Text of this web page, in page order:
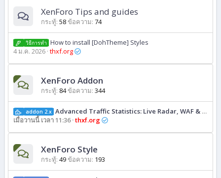
XenForo Tips and guides
กระทู้ 58ข้อความ 74
วิธีการทํา How to install [DohTheme] Styles
4 ม.ค. 2026 thxf.org
XenForo Addon
กระทู้ 84ข้อความ 344
addon 2.x Advanced Traffic Statistics: Live Radar, WAF & AI Security
เมื่อวานนี้ เวลา 11:36 thxf.org
XenForo Style
กระทู้ 49ข้อความ 193